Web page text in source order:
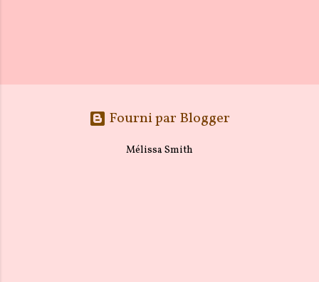
Fourni par Blogger
Mélissa Smith